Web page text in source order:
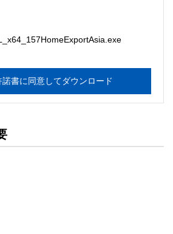
ト
ザーサポートは行いません。搭載ソ
お問い合わせは、最寄りのインフォ
ル解凍後に必ずドキュメントファイ
ンロード・導入はお客様の責任にお
す。
諾書に同意してダウンロード